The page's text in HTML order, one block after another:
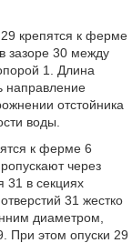
крепятся к ферме
зазоре 30 между
1. Длина
направление
отстойника
воды.
к ферме 6
через
31 в секциях
31 жестко
диаметром,
При этом опуски 29